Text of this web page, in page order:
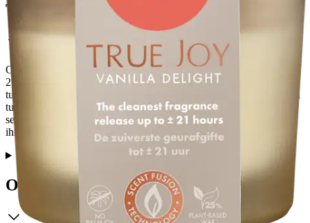
Tuotekuvaus
Ota aikaa itsellesi ja Vanilla Delight -tuoksulle! Kynttilä palaa peräti
21 tuntia. Valmistettu ScentFusion-tekniikalla, taatusti puhtain
tuoksu-elämys ja taatusti puhtain tuoksu vapautuu. Nauti pehmeästä
tuoksusta, jossa yhdistyvät vanilja, ripaus tuoksuilangia ja jasmiinia
sekä pohjana lämmin meripihka ja myski. Tehty rakkaudella
ihmisten ja planeetan parasta ajatellen.
Ominaisuudet